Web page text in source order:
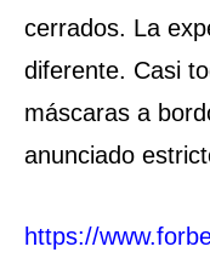
cerrados. La
diferente. Casi
máscaras a
anunciado
https://